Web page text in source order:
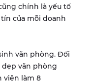
chính là yếu tố
của mỗi doanh
văn phòng. Đối
văn phòng
viên làm 8